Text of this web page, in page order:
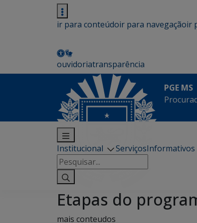
ir para conteúdoir para navegaçãoir
ouvidoriatransparência
PGE MS
Institucional ServiçosInformativos
Pesquisar
por:
Etapas do
mais conteudos